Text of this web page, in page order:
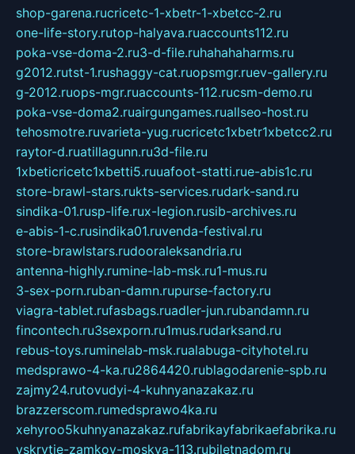
shop-garena.rucricetc-1-xbetr-1-xbetcc-2.ru
one-life-story.rutop-halyava.ruaccounts112.ru
poka-vse-doma-2.ru3-d-file.ruhahahaharms.ru
g2012.rutst-1.rushaggy-cat.ruopsmgr.ruev-gallery.ru
g-2012.ruops-mgr.ruaccounts-112.rucsm-demo.ru
poka-vse-doma2.ruairgungames.ruallseo-host.ru
tehosmotre.ruvarieta-yug.rucricetc1xbetr1xbetcc2.ru
raytor-d.ruatillagunn.ru3d-file.ru
1xbeticricetc1xbetti5.ruuafoot-statti.rue-abis1c.ru
store-brawl-stars.rukts-services.rudark-sand.ru
sindika-01.rusp-life.rux-legion.rusib-archives.ru
e-abis-1-c.rusindika01.ruvenda-festival.ru
store-brawlstars.rudooraleksandria.ru
antenna-highly.rumine-lab-msk.ru1-mus.ru
3-sex-porn.ruban-damn.rupurse-factory.ru
viagra-tablet.rufasbags.ruadler-jun.rubandamn.ru
fincontech.ru3sexporn.ru1mus.rudarksand.ru
rebus-toys.ruminelab-msk.rualabuga-cityhotel.ru
medsprawo-4-ka.ru2864420.rublagodarenie-spb.ru
zajmy24.rutovudyi-4-kuhnyanazakaz.ru
brazzerscom.rumedsprawo4ka.ru
xehyroo5kuhnyanazakaz.rufabrikayfabrikaefabrika.ru
vskrytie-zamkov-moskva-113.rubiletnadom.ru